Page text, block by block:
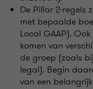
De Pillar 2-regels
met bepaalde
Local GAAP).
komen van
de groep (zoals
legal). Begin
van een